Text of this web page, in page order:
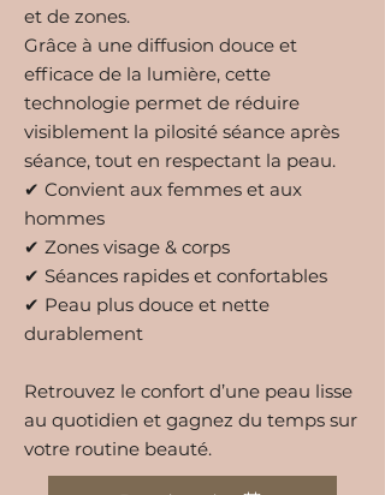
et de zones.
Grâce à une diffusion douce et
efficace de la lumière, cette
technologie permet de réduire
visiblement la pilosité séance après
séance, tout en respectant la peau.
✔ Convient aux femmes et aux
hommes
✔ Zones visage & corps
✔ Séances rapides et confortables
✔ Peau plus douce et nette
durablement
Retrouvez le confort d’une peau lisse
au quotidien et gagnez du temps sur
votre routine beauté.